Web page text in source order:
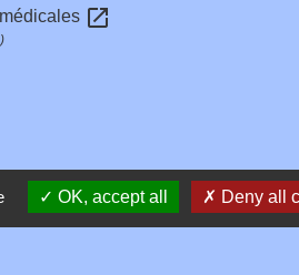
open_in_new
OK, accept all Deny all